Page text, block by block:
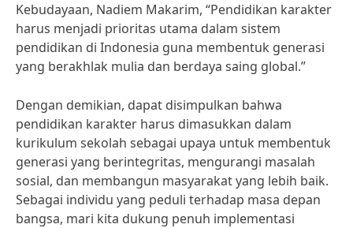
Kebudayaan, Nadiem Makarim, “Pendidikan karakter
harus menjadi prioritas utama dalam sistem
pendidikan di Indonesia guna membentuk generasi
yang berakhlak mulia dan berdaya saing global.”
Dengan demikian, dapat disimpulkan bahwa
pendidikan karakter harus dimasukkan dalam
kurikulum sekolah sebagai upaya untuk membentuk
generasi yang berintegritas, mengurangi masalah
sosial, dan membangun masyarakat yang lebih baik.
Sebagai individu yang peduli terhadap masa depan
bangsa, mari kita dukung penuh implementasi